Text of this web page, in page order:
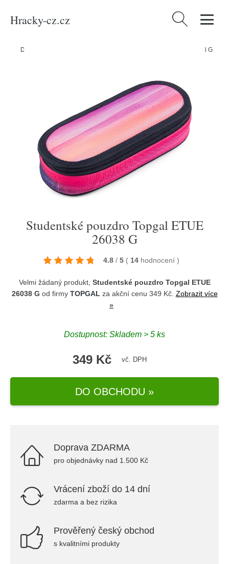
Hracky-cz.cz Vyhledávání
Domů Studentské pouzdro Topgal ETUE 26038 G
Studentské pouzdro Topgal ETUE
26038 G
4.8 / 5 ( 14 hodnocení )
Velmi žádaný produkt, Studentské pouzdro Topgal ETUE
26038 G od firmy TOPGAL za akční cenu 349 Kč. Zobrazit více
»
Dostupnost: Skladem > 5 ks
349 Kč vč. DPH
DO OBCHODU »
Doprava ZDARMA
pro objednávky nad 1.500 Kč
Vrácení zboží do 14 dní
zdarma a bez rizika
Prověřený český obchod
s kvalitními produkty